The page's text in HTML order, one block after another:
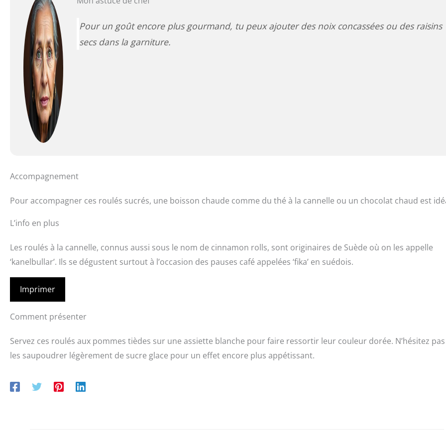
Pour un goût encore plus gourmand, tu peux ajouter des noix concassées ou des raisins
secs dans la garniture.
Accompagnement
Pour accompagner ces roulés sucrés, une boisson chaude comme du thé à la cannelle ou un chocolat chaud est
L’info en plus
Les roulés à la cannelle, connus aussi sous le nom de cinnamon rolls, sont originaires de Suède où on les appelle
‘kanelbullar’. Ils se dégustent surtout à l’occasion des pauses café appelées ‘fika’ en suédois.
Imprimer
Comment présenter
Servez ces roulés aux pommes tièdes sur une assiette blanche pour faire ressortir leur couleur dorée. N’hésitez
les saupoudrer légèrement de sucre glace pour un effet encore plus appétissant.